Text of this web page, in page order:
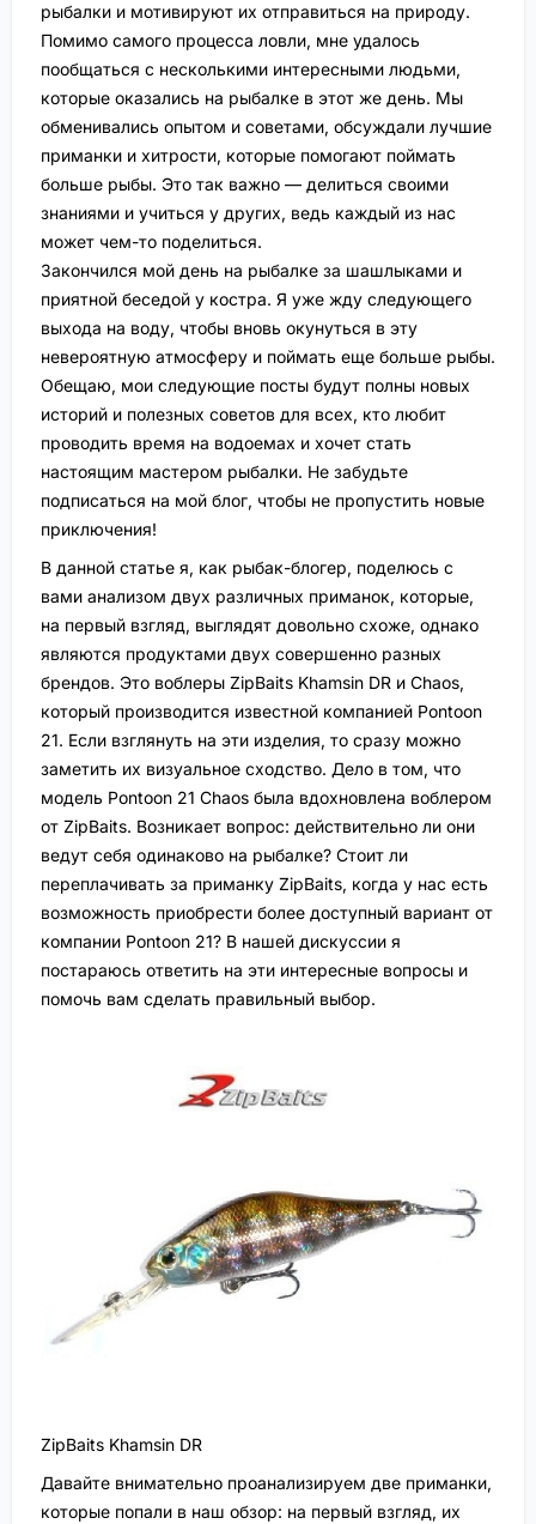
рыбалки и мотивируют их отправиться на природу.
Помимо самого процесса ловли, мне удалось
пообщаться с несколькими интересными людьми,
которые оказались на рыбалке в этот же день. Мы
обменивались опытом и советами, обсуждали лучшие
приманки и хитрости, которые помогают поймать
больше рыбы. Это так важно — делиться своими
знаниями и учиться у других, ведь каждый из нас
может чем-то поделиться.
Закончился мой день на рыбалке за шашлыками и
приятной беседой у костра. Я уже жду следующего
выхода на воду, чтобы вновь окунуться в эту
невероятную атмосферу и поймать еще больше рыбы.
Обещаю, мои следующие посты будут полны новых
историй и полезных советов для всех, кто любит
проводить время на водоемах и хочет стать
настоящим мастером рыбалки. Не забудьте
подписаться на мой блог, чтобы не пропустить новые
приключения!
В данной статье я, как рыбак-блогер, поделюсь с
вами анализом двух различных приманок, которые,
на первый взгляд, выглядят довольно схоже, однако
являются продуктами двух совершенно разных
брендов. Это воблеры ZipBaits Khamsin DR и Chaos,
который производится известной компанией Pontoon
21. Если взглянуть на эти изделия, то сразу можно
заметить их визуальное сходство. Дело в том, что
модель Pontoon 21 Chaos была вдохновлена воблером
от ZipBaits. Возникает вопрос: действительно ли они
ведут себя одинаково на рыбалке? Стоит ли
переплачивать за приманку ZipBaits, когда у нас есть
возможность приобрести более доступный вариант от
компании Pontoon 21? В нашей дискуссии я
постараюсь ответить на эти интересные вопросы и
помочь вам сделать правильный выбор.
ZipBaits Khamsin DR
Давайте внимательно проанализируем две приманки,
которые попали в наш обзор: на первый взгляд, их